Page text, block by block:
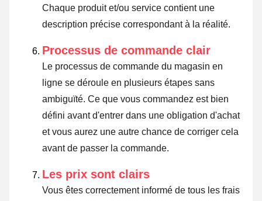
Chaque produit et/ou service contient une
description précise correspondant à la réalité.
Processus de commande clair
Le processus de commande du magasin en
ligne se déroule en plusieurs étapes sans
ambiguïté. Ce que vous commandez est bien
défini avant d'entrer dans une obligation d'achat
et vous aurez une autre chance de corriger cela
avant de passer la commande.
Les prix sont clairs
Vous êtes correctement informé de tous les frais